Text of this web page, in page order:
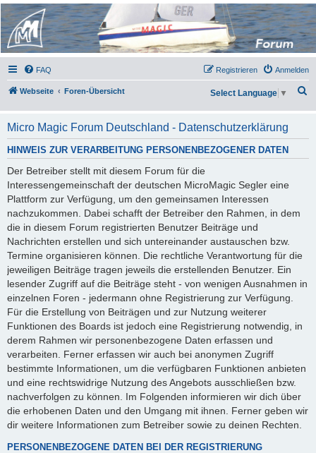
Micro Magic Forum
Deutschland
FAQ Anmelden
Registrieren
Webseite Foren-Übersicht
h
e
Select Language ▼
Micro Magic Forum Deutschland - Datenschutzerklärung
HINWEIS ZUR VERARBEITUNG PERSONENBEZOGENER DATEN
Der Betreiber stellt mit diesem Forum für die
Interessengemeinschaft der deutschen MicroMagic Segler eine
Plattform zur Verfügung, um den gemeinsamen Interessen
nachzukommen. Dabei schafft der Betreiber den Rahmen, in dem
die in diesem Forum registrierten Benutzer Beiträge und
Nachrichten erstellen und sich untereinander austauschen bzw.
Termine organisieren können. Die rechtliche Verantwortung für die
jeweiligen Beiträge tragen jeweils die erstellenden Benutzer. Ein
lesender Zugriff auf die Beiträge steht - von wenigen Ausnahmen in
einzelnen Foren - jedermann ohne Registrierung zur Verfügung.
Für die Erstellung von Beiträgen und zur Nutzung weiterer
Funktionen des Boards ist jedoch eine Registrierung notwendig, in
derem Rahmen wir personenbezogene Daten erfassen und
verarbeiten. Ferner erfassen wir auch bei anonymen Zugriff
bestimmte Informationen, um die verfügbaren Funktionen anbieten
und eine rechtswidrige Nutzung des Angebots ausschließen bzw.
nachverfolgen zu können. Im Folgenden informieren wir dich über
die erhobenen Daten und den Umgang mit ihnen. Ferner geben wir
dir weitere Informationen zum Betreiber sowie zu deinen Rechten.
PERSONENBEZOGENE DATEN BEI DER REGISTRIERUNG